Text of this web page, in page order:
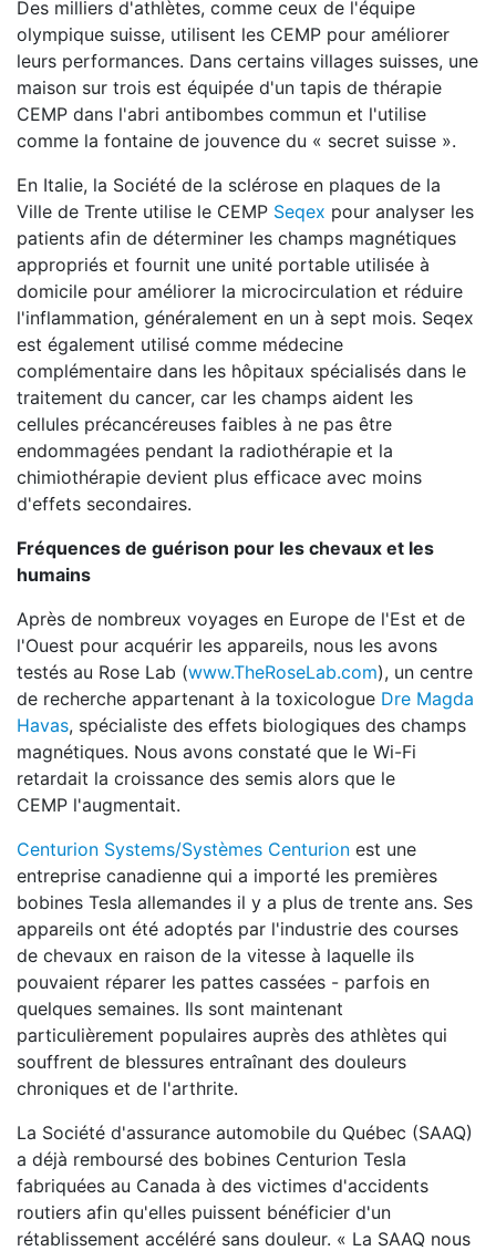
Des milliers d'athlètes, comme ceux de l'équipe
olympique suisse, utilisent les CEMP pour améliorer
leurs performances. Dans certains villages suisses, une
maison sur trois est équipée d'un tapis de thérapie
CEMP dans l'abri antibombes commun et l'utilise
comme la fontaine de jouvence du « secret suisse ».
En Italie, la Société de la sclérose en plaques de la
Ville de Trente utilise le CEMP Seqex pour analyser les
patients afin de déterminer les champs magnétiques
appropriés et fournit une unité portable utilisée à
domicile pour améliorer la microcirculation et réduire
l'inflammation, généralement en un à sept mois. Seqex
est également utilisé comme médecine
complémentaire dans les hôpitaux spécialisés dans le
traitement du cancer, car les champs aident les
cellules précancéreuses faibles à ne pas être
endommagées pendant la radiothérapie et la
chimiothérapie devient plus efficace avec moins
d'effets secondaires.
Fréquences de guérison pour les chevaux et les
humains
Après de nombreux voyages en Europe de l'Est et de
l'Ouest pour acquérir les appareils, nous les avons
testés au Rose Lab (www.TheRoseLab.com), un centre
de recherche appartenant à la toxicologue Dre Magda
Havas, spécialiste des effets biologiques des champs
magnétiques. Nous avons constaté que le Wi-Fi
retardait la croissance des semis alors que le
CEMP l'augmentait.
Centurion Systems/Systèmes Centurion est une
entreprise canadienne qui a importé les premières
bobines Tesla allemandes il y a plus de trente ans. Ses
appareils ont été adoptés par l'industrie des courses
de chevaux en raison de la vitesse à laquelle ils
pouvaient réparer les pattes cassées - parfois en
quelques semaines. Ils sont maintenant
particulièrement populaires auprès des athlètes qui
souffrent de blessures entraînant des douleurs
chroniques et de l'arthrite.
La Société d'assurance automobile du Québec (SAAQ)
a déjà remboursé des bobines Centurion Tesla
fabriquées au Canada à des victimes d'accidents
routiers afin qu'elles puissent bénéficier d'un
rétablissement accéléré sans douleur. « La SAAQ nous